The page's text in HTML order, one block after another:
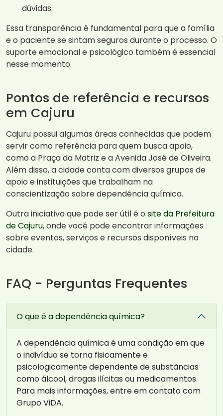
dúvidas.
Essa transparência é fundamental para que a família
e o paciente se sintam seguros durante o processo. O
suporte emocional e psicológico também é essencial
nesse momento.
Pontos de referência e recursos
em Cajuru
Cajuru possui algumas áreas conhecidas que podem
servir como referência para quem busca apoio,
como a Praça da Matriz e a Avenida José de Oliveira.
Além disso, a cidade conta com diversos grupos de
apoio e instituições que trabalham na
conscientização sobre dependência química.
Outra iniciativa que pode ser útil é o site da Prefeitura
de Cajuru, onde você pode encontrar informações
sobre eventos, serviços e recursos disponíveis na
cidade.
FAQ - Perguntas Frequentes
O que é a dependência química?
A dependência química é uma condição em que
o indivíduo se torna fisicamente e
psicologicamente dependente de substâncias
como álcool, drogas ilícitas ou medicamentos.
Para mais informações, entre em contato com
Grupo ViDA.